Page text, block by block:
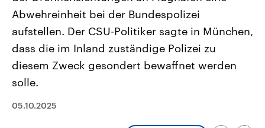
Landtagswahl Sachsen-Anhalt
2026
Alle Informationen
Sachsen-Anhalt wählt am 6.
September 2026 einen neuen
Bundesland von einer Koalition aus
Umfragen, Prognosen,
und Hintergründe zu den Parteien
Aktuelle Beiträge,
Hintergründe
Wirtschaftlich und
gehören die Vereinigten
mit großem Einfluss auf
Sendungen
Abwehreinheit bei der Bundespolizei
aufstellen. Der CSU-Politiker sagte in München,
dass die im Inland zuständige Polizei zu
diesem Zweck gesondert bewaffnet werden
solle.
05.10.2025